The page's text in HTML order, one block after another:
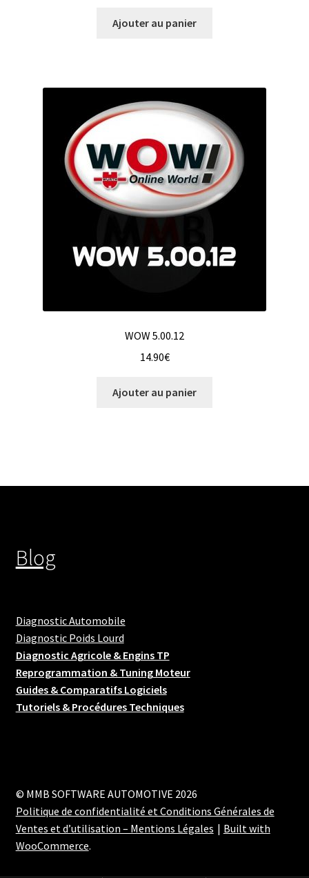
Ajouter au panier
WOW 5.00.12
14.90€
Ajouter au panier
Blog
Diagnostic Automobile
Diagnostic Poids Lourd
Diagnostic Agricole & Engins TP
Reprogrammation & Tuning Moteur
Guides & Comparatifs Logiciels
Tutoriels & Procédures Techniques
© MMB SOFTWARE AUTOMOTIVE 2026
Politique de confidentialité et Conditions Générales de
Ventes et d’utilisation – Mentions Légales
Built with
WooCommerce.